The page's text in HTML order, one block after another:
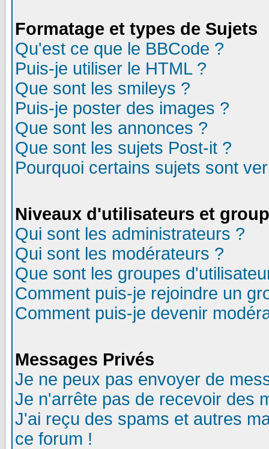
Formatage et types de Sujets
Qu'est ce que le BBCode ?
Puis-je utiliser le HTML ?
Que sont les smileys ?
Puis-je poster des images ?
Que sont les annonces ?
Que sont les sujets Post-it ?
Pourquoi certains sujets sont
Niveaux d'utilisateurs et
Qui sont les administrateurs ?
Qui sont les modérateurs ?
Que sont les groupes
Comment puis-je rejoindre un
Comment puis-je devenir
Messages Privés
Je ne peux pas envoyer de
Je n'arrête pas de recevoir des
J'ai reçu des spams et autres
ce forum !